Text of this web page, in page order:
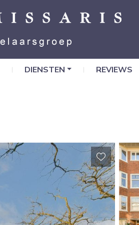
DIENSTEN REVIEWS